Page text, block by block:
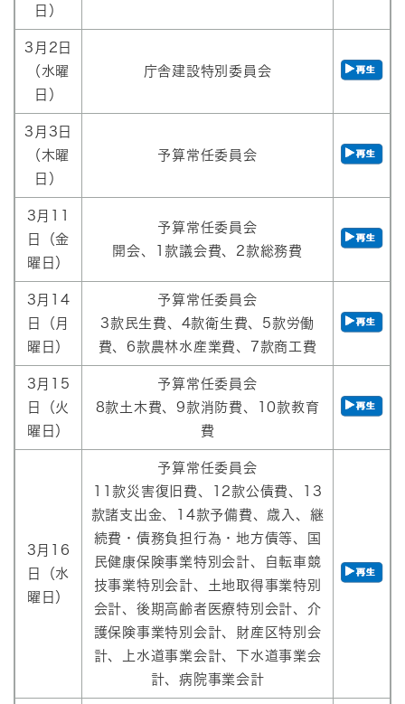
日）
3月2日
（水曜
日）
庁舎建設特別委員会
3月3日
（木曜
日）
予算常任委員会
3月11
日（金
曜日）
予算常任委員会
開会、1款議会費、2款総務費
3月14
日（月
曜日）
予算常任委員会
3款民生費、4款衛生費、5款労働
費、6款農林水産業費、7款商工費
3月15
日（火
曜日）
予算常任委員会
8款土木費、9款消防費、10款教育
費
3月16
日（水
曜日）
予算常任委員会
11款災害復旧費、12款公債費、13
款諸支出金、14款予備費、歳入、継
続費・債務負担行為・地方債等、国
民健康保険事業特別会計、自転車競
技事業特別会計、土地取得事業特別
会計、後期高齢者医療特別会計、介
護保険事業特別会計、財産区特別会
計、上水道事業会計、下水道事業会
計、病院事業会計